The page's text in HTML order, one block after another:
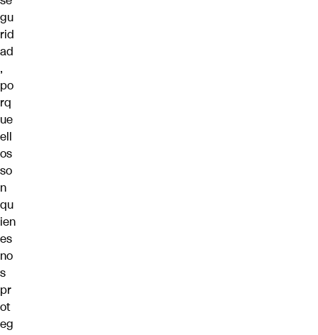
gu
rid
ad
,
po
rq
ue
ell
os
so
n
qu
ien
es
no
s
pr
ot
eg